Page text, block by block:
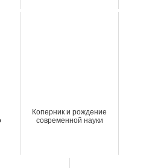
Коперник и рождение
современной науки